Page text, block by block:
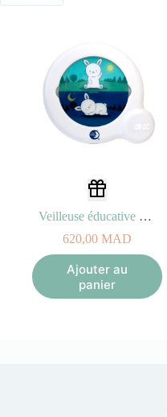
Veilleuse éducative Indicatrice de Lever Kid Sleep Essential
620,00 MAD
Ajouter au
panier